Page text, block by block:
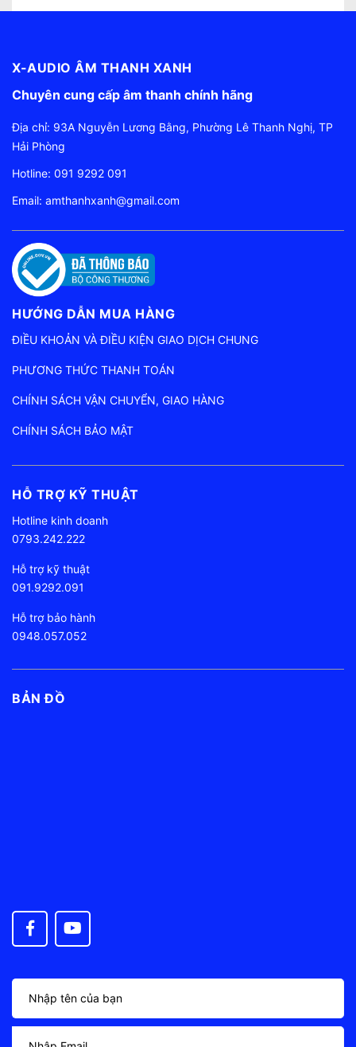
X-AUDIO ÂM THANH XANH
Chuyên cung cấp âm thanh chính hãng
Địa chỉ: 93A Nguyễn Lương Bằng, Phường Lê Thanh Nghị, TP
Hải Phòng
Hotline: 091 9292 091
Email: amthanhxanh@gmail.com
HƯỚNG DẪN MUA HÀNG
ĐIỀU KHOẢN VÀ ĐIỀU KIỆN GIAO DỊCH CHUNG
PHƯƠNG THỨC THANH TOÁN
CHÍNH SÁCH VẬN CHUYỂN, GIAO HÀNG
CHÍNH SÁCH BẢO MẬT
HỖ TRỢ KỸ THUẬT
Hotline kinh doanh
0793.242.222
Hỗ trợ kỹ thuật
091.9292.091
Hỗ trợ bảo hành
0948.057.052
BẢN ĐỒ